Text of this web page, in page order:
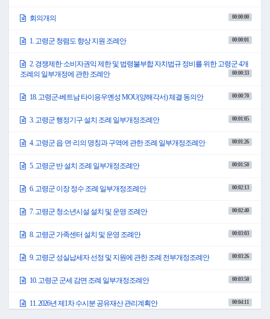
회의개의 00:00:00
1. 고령군 청렴도 향상 지원 조례안 00:00:01
2. 경쟁제한·소비자권익 제한 및 법령불부합 자치법규 정비를 위한 고령군 4개
조례의 일부개정에 관한 조례안
00:00:33
18. 고령군-베트남 타이응우옌성 MOU(양해각서) 체결 동의안 00:00:70
3. 고령군 행정기구 설치 조례 일부개정조례안 00:01:05
4. 고령군 읍·면·리의 명칭과 구역에 관한 조례 일부개정조례안 00:01:26
5. 고령군 반 설치 조례 일부개정조례안 00:01:50
6. 고령군 이장 정수 조례 일부개정조례안 00:02:13
7. 고령군 청소년시설 설치 및 운영 조례안 00:02:40
8. 고령군 가족센터 설치 및 운영 조례안 00:03:03
9. 고령군 성실납세자 선정 및 지원에 관한 조례 전부개정조례안 00:03:26
10. 고령군 군세 감면 조례 일부개정조례안 00:03:50
11. 2026년 제1차 수시분 공유재산 관리계획안 00:04:11